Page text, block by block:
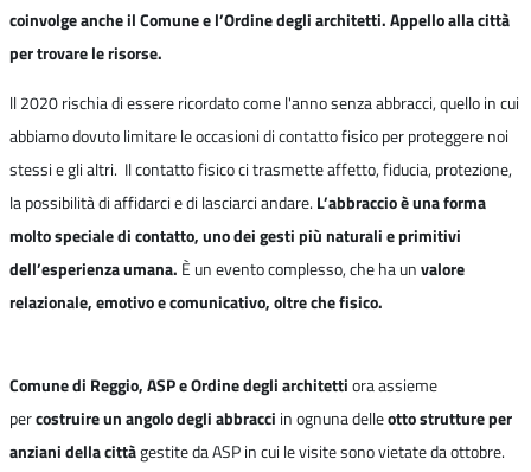
coinvolge anche il Comune e l’Ordine degli architetti. Appello alla città
per trovare le risorse.
ll 2020 rischia di essere ricordato come l'anno senza abbracci, quello in cui
abbiamo dovuto limitare le occasioni di contatto fisico per proteggere noi
stessi e gli altri. Il contatto fisico ci trasmette affetto, fiducia, protezione,
la possibilità di affidarci e di lasciarci andare. L’abbraccio è una forma
molto speciale di contatto, uno dei gesti più naturali e primitivi
dell’esperienza umana. È un evento complesso, che ha un valore
relazionale, emotivo e comunicativo, oltre che fisico.
Comune di Reggio, ASP e Ordine degli architetti ora assieme
percostruire un angolo degli abbracci in ognuna delleotto strutture per
anziani della cittàgestite da ASP in cui le visite sono vietate da ottobre.